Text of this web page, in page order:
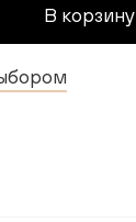
В корзину